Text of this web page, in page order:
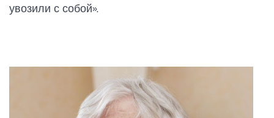
увозили с собой».